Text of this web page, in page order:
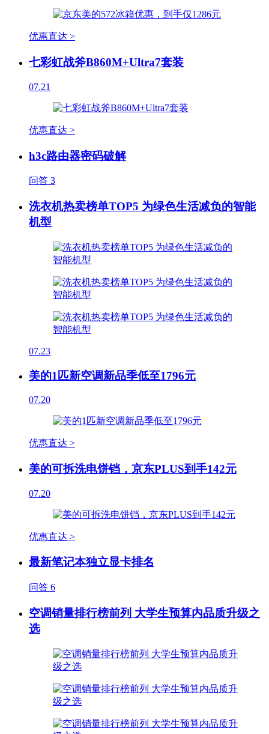
优惠直达 >
七彩虹战斧B860M+Ultra7套装
07.21
优惠直达 >
h3c路由器密码破解
问答 3
洗衣机热卖榜单TOP5 为绿色生活减负的智能
机型
07.23
美的1匹新空调新品季低至1796元
07.20
优惠直达 >
美的可拆洗电饼铛，京东PLUS到手142元
07.20
优惠直达 >
最新笔记本独立显卡排名
问答 6
空调销量排行榜前列 大学生预算内品质升级之
选